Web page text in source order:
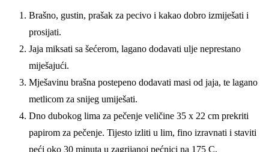
Brašno, gustin, prašak za pecivo i kakao dobro izmiješati i
prosijati.
Jaja miksati sa šećerom, lagano dodavati ulje neprestano
miješajući.
Mješavinu brašna postepeno dodavati masi od jaja, te lagano
metlicom za snijeg umiješati.
Dno dubokog lima za pečenje veličine 35 x 22 cm prekriti
papirom za pečenje. Tijesto izliti u lim, fino izravnati i staviti
peći oko 30 minuta u zagrijanoj pećnici na 175 C.